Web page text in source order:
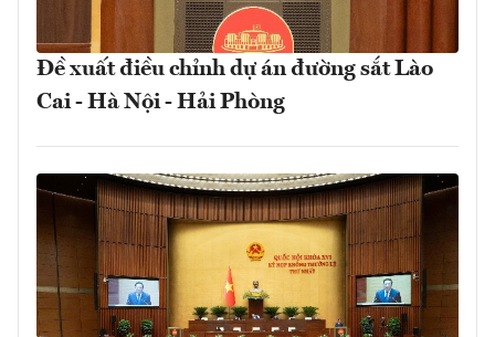
Đề xuất điều chỉnh dự án đường sắt Lào
Cai - Hà Nội - Hải Phòng